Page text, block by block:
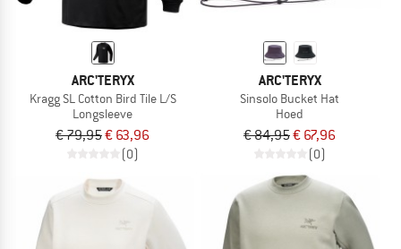
ARC'TERYX
Kragg SL Cotton Bird Tile L/S
Longsleeve
€ 79,95€ 63,96
(0)
ARC'TERYX
Sinsolo Bucket Hat
Hoed
€ 84,95€ 67,96
(0)